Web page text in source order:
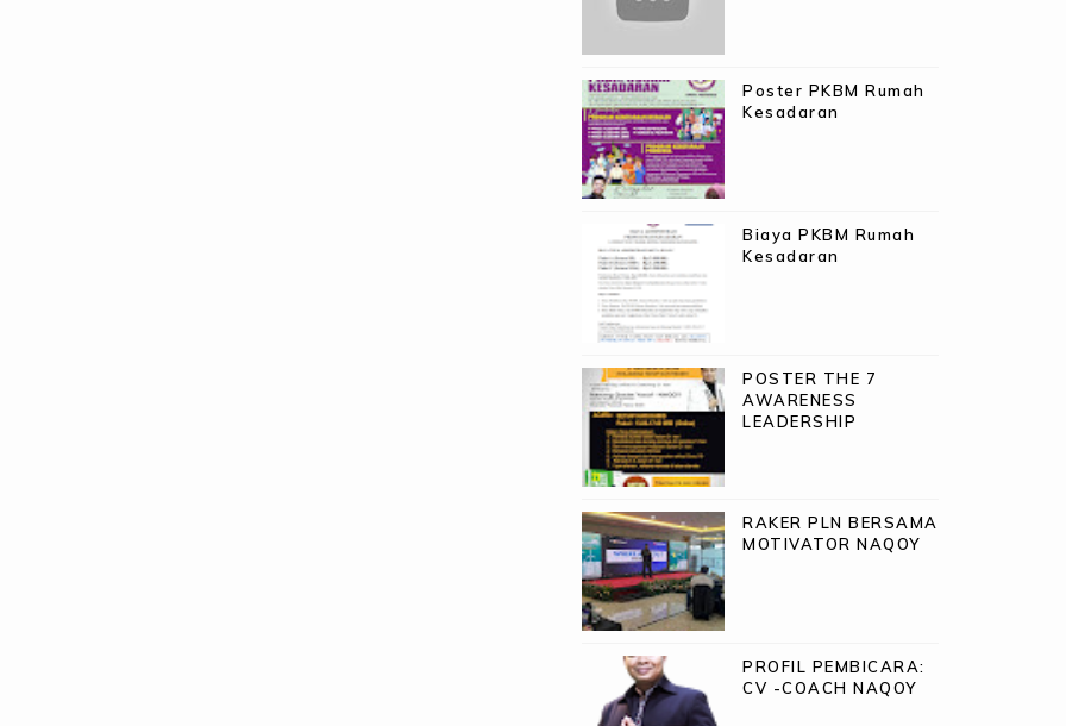
Poster PKBM Rumah
Kesadaran
Biaya PKBM Rumah
Kesadaran
POSTER THE 7
AWARENESS
LEADERSHIP
RAKER PLN BERSAMA
MOTIVATOR NAQOY
PROFIL PEMBICARA:
CV -COACH NAQOY